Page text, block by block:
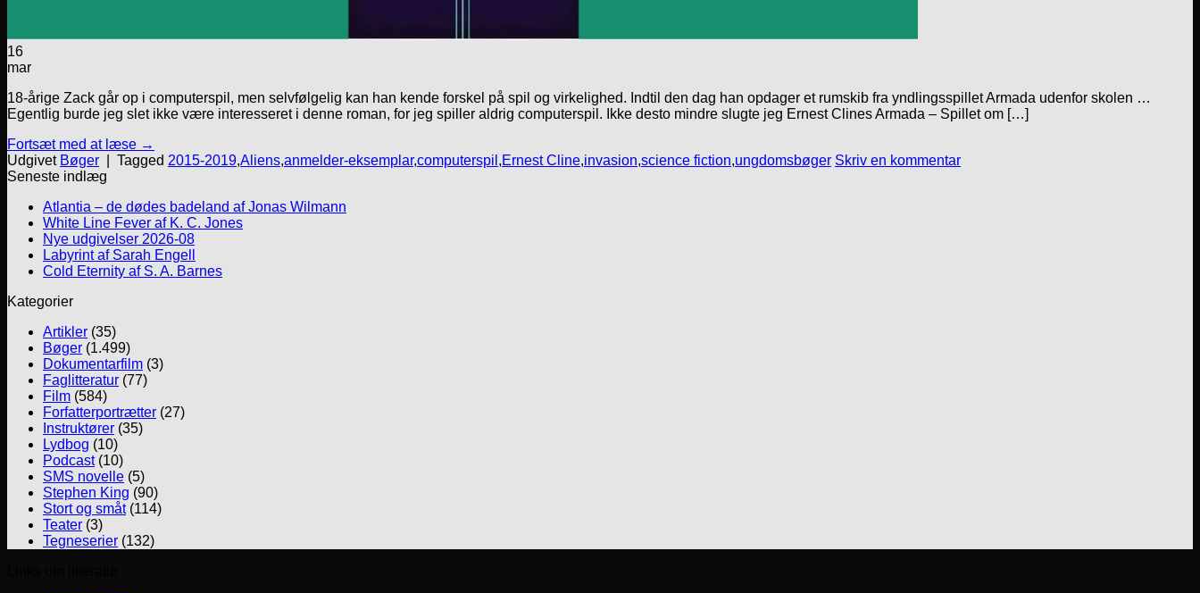
16
mar
18-årige Zack går op i computerspil, men selvfølgelig kan han kende forskel på spil og virkelighed. Indtil den dag han opdager et rumskib fra yndlingsspillet Armada udenfor skolen …
Egentlig burde jeg slet ikke være interesseret i denne roman, for jeg spiller aldrig computerspil. Ikke desto mindre slugte jeg Ernest Clines Armada – Spillet om […]
Fortsæt med at læse →
Udgivet Bøger Tagged 2015-2019,Aliens,anmelder-eksemplar,computerspil ,Ernest Cline,invasion,science fiction,ungdomsbøger Skriv en kommentar
Seneste indlæg
Atlantia – de dødes badeland af Jonas Wilmann
White Line Fever af K. C. Jones
Nye udgivelser 2026-08
Labyrint af Sarah Engell
Cold Eternity af S. A. Barnes
Kategorier
Artikler (35)
Bøger (1.499)
Dokumentarfilm (3)
Faglitteratur (77)
Film (584)
Forfatterportrætter (27)
Instruktører (35)
Lydbog (10)
Podcast(10)
SMS novelle (5)
Stephen King (90)
Stort og småt(114)
Teater (3)
Tegneserier (132)